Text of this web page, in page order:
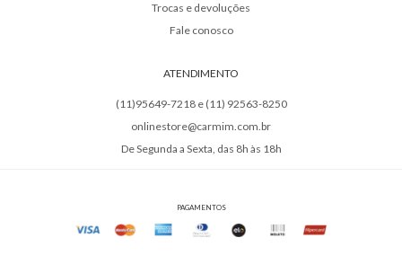
Trocas e devoluções
Fale conosco
ATENDIMENTO
(11)95649-7218 e (11) 92563-8250
onlinestore@carmim.com.br
De Segunda a Sexta, das 8h às 18h
PAGAMENTOS